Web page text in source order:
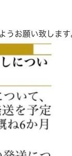
お願い致します